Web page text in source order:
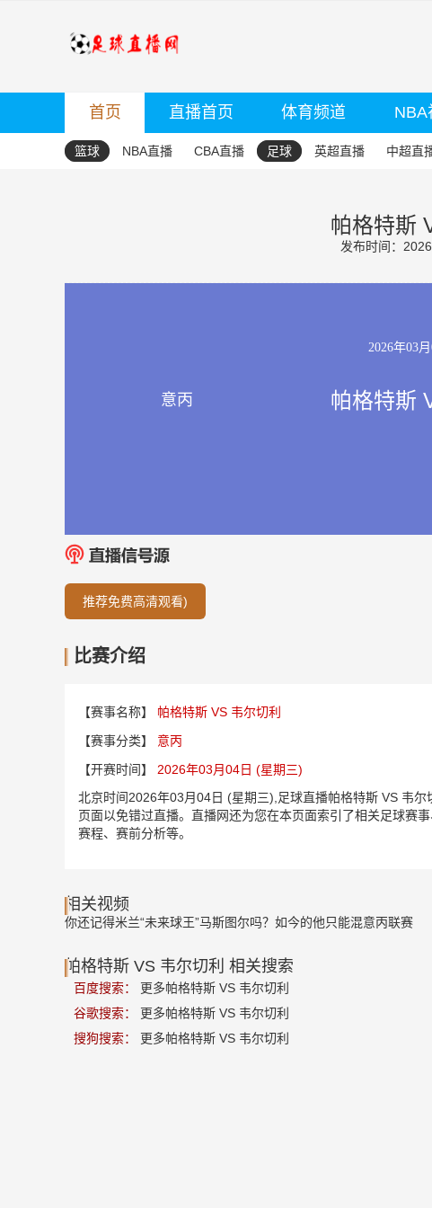
首页 直播首页 体育频道 NBA
篮球 NBA直播 CBA直播 足球 英超直播 中超直
帕格特斯
发布时间：
2026年03
意丙 帕格特斯
推荐免费高清观看)
比赛介绍
【赛事名称】
帕格特斯 VS 韦尔切利
【赛事分类】
意丙
【开赛时间】
2026年03月04日 (星期三)
北京时间2026年03月04日 (星期三),足球直播帕格特斯 VS 韦
页面以免错过直播。直播网还为您在本页面索引了相关足球赛
赛程、赛前分析等。
相关视频
你还记得米兰“未来球王”马斯图尔吗？如今的他只能混意丙联赛
帕格特斯 VS 韦尔切利 相关搜索
百度搜索：
更多帕格特斯 VS 韦尔切利
谷歌搜索：
更多帕格特斯 VS 韦尔切利
搜狗搜索：
更多帕格特斯 VS 韦尔切利